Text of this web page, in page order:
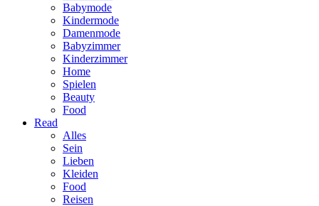
Babymode
Kindermode
Damenmode
Babyzimmer
Kinderzimmer
Home
Spielen
Beauty
Food
Read
Alles
Sein
Lieben
Kleiden
Food
Reisen